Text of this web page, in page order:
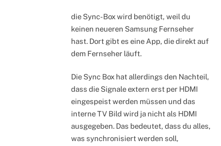
die Sync-Box wird benötigt, weil du
keinen neueren Samsung Fernseher
hast. Dort gibt es eine App, die direkt auf
dem Fernseher läuft.
Die Sync Box hat allerdings den Nachteil,
dass die Signale extern erst per HDMI
eingespeist werden müssen und das
interne TV Bild wird ja nicht als HDMI
ausgegeben. Das bedeutet, dass du alles,
was synchronisiert werden soll,